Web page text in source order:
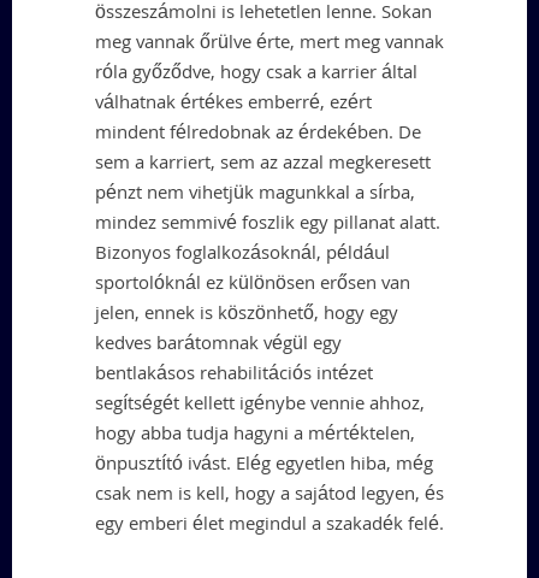
összeszámolni is lehetetlen lenne. Sokan
meg vannak őrülve érte, mert meg vannak
róla győződve, hogy csak a karrier által
válhatnak értékes emberré, ezért
mindent félredobnak az érdekében. De
sem a karriert, sem az azzal megkeresett
pénzt nem vihetjük magunkkal a sírba,
mindez semmivé foszlik egy pillanat alatt.
Bizonyos foglalkozásoknál, például
sportolóknál ez különösen erősen van
jelen, ennek is köszönhető, hogy egy
kedves barátomnak végül egy
bentlakásos rehabilitációs intézet
segítségét kellett igénybe vennie ahhoz,
hogy abba tudja hagyni a mértéktelen,
önpusztító ivást. Elég egyetlen hiba, még
csak nem is kell, hogy a sajátod legyen, és
egy emberi élet megindul a szakadék felé.